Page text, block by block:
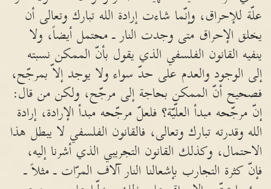
علّة للإحراق، وإنّما شاءت إرادة الله تبارك وتعالى أن
يخلق الإحراق متى وجدت النار ـ محتمل أيضاً، ولا
ينفيه القانون الفلسفي الذي يقول بأنّ الممكن نسبته
إلى الوجود والعدم على حدّ سواء ولا يوجد إلاّ بمرجّح،
فصحيح أنّ الممكن بحاجة إلى مرجّح، ولكن من قال:
إنّ مرجّحه مبدأ العلّيّة؟ فلعلّ مرجّحه مبدأ الإرادة، إرادة
الله وقدرته تبارك وتعالى، فالقانون الفلسفي لا يبطل هذا
الاحتمال، وكذلك القانون التجريبي الذي أشرنا إليه،
فإنّ كثرة التجارب بإشعالنا النار آلاف المرّات ـ مثلاً ـ